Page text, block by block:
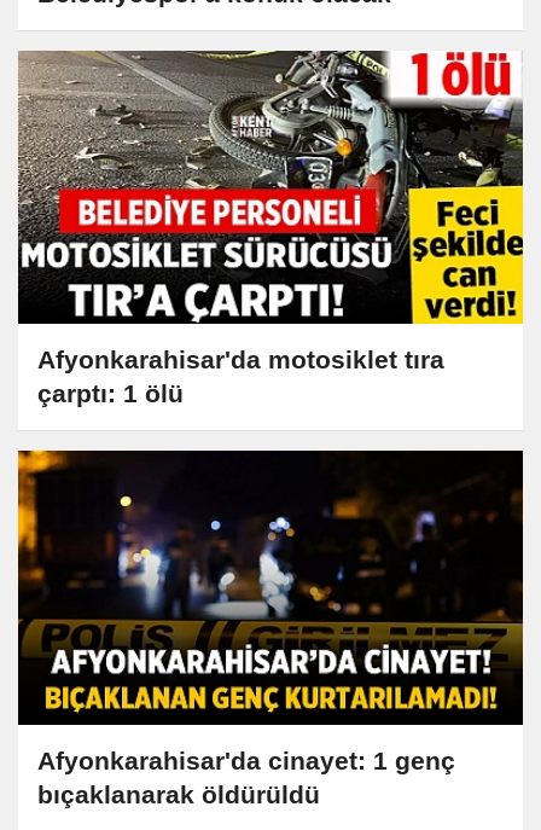
Afyonkarahisar'da motosiklet tıra
çarptı: 1 ölü
Afyonkarahisar'da cinayet: 1 genç
bıçaklanarak öldürüldü